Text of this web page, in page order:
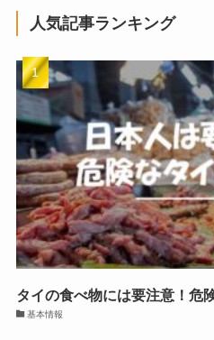
人気記事ランキング
タイの食べ物には要注意！危
基本情報